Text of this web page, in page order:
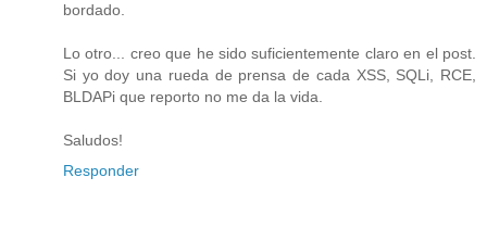
bordado.
Lo otro... creo que he sido suficientemente claro en el post.
Si yo doy una rueda de prensa de cada XSS, SQLi, RCE,
BLDAPi que reporto no me da la vida.
Saludos!
Responder